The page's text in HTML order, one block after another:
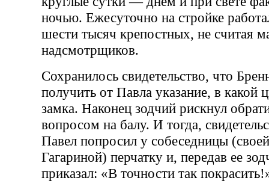
ночью. Ежесуточно на стройке
шести тысяч крепостных, не считая
надсмотрщиков.
Сохранилось свидетельство, что
получить от Павла указание, в какой
замка. Наконец зодчий рискнул
вопросом на балу. И тогда,
Павел попросил у собеседницы
Гагариной) перчатку и, передав ее
приказал: «В точности так